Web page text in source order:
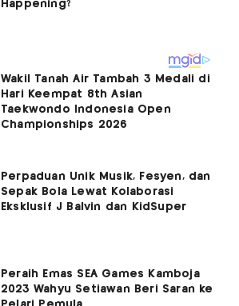
Wakil Tanah Air Tambah 3 Medali di
Hari Keempat 8th Asian
Taekwondo Indonesia Open
Championships 2026
Perpaduan Unik Musik, Fesyen, dan
Sepak Bola Lewat Kolaborasi
Eksklusif J Balvin dan KidSuper
Peraih Emas SEA Games Kamboja
2023 Wahyu Setiawan Beri Saran ke